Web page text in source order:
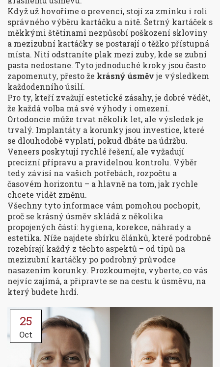
Když už hovoříme o prevenci, stojí za zmínku i roli
správného výběru kartáčku a nitě. Šetrný kartáček s
měkkými štětinami nezpůsobí poškození skloviny
a mezizubní kartáčky se postarají o těžko přístupná
místa. Nití odstraníte plak mezi zuby, kde se zubní
pasta nedostane. Tyto jednoduché kroky jsou často
zapomenuty, přesto že krásný úsměvje výsledkem
každodenního úsilí.
Pro ty, kteří zvažují estetické zásahy, je dobré vědět,
že každá volba má své výhody i omezení.
Ortodoncie může trvat několik let, ale výsledek je
trvalý. Implantáty a korunky jsou investice, které
se dlouhodobě vyplatí, pokud dbáte na údržbu.
Veneers poskytují rychlé řešení, ale vyžadují
precizní přípravu a pravidelnou kontrolu. Výběr
tedy závisí na vašich potřebách, rozpočtu a
časovém horizontu – a hlavně na tom, jak rychle
chcete vidět změnu.
Všechny tyto informace vám pomohou pochopit,
proč se krásný úsměv skládá z několika
propojených částí: hygiena, korekce, náhrady a
estetika. Níže najdete sbírku článků, které podrobně
rozebírají každý z těchto aspektů – od tipů na
mezizubní kartáčky po podrobný průvodce
nasazením korunky. Prozkoumejte, vyberte, co vás
nejvíc zajímá, a připravte se na cestu k úsměvu, na
který budete hrdí.
25
Oct